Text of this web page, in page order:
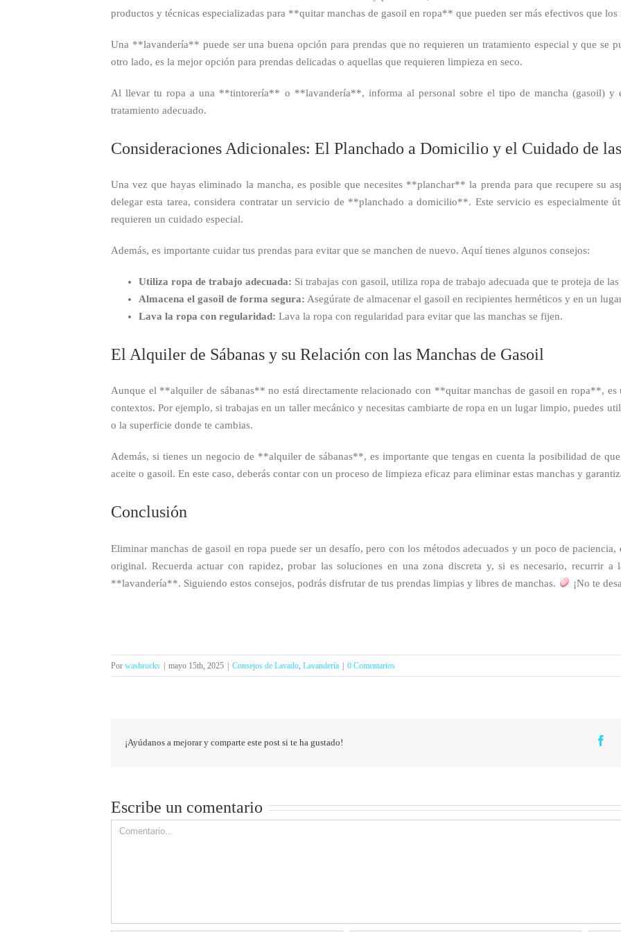
productos y técnicas especializadas para **quitar manchas de gasoil en ropa** que pueden ser más efectivos que los
Una **lavandería** puede ser una buena opción para prendas que no requieren un tratamiento especial y que
otro lado, es la mejor opción para prendas delicadas o aquellas que requieren limpieza en seco.
Al llevar tu ropa a una **tintorería** o **lavandería**, informa al personal sobre el tipo de mancha (gasoil) y
tratamiento adecuado.
Consideraciones Adicionales: El Planchado a Domicilio y el Cuidado de
Una vez que hayas eliminado la mancha, es posible que necesites **planchar** la prenda para que recupere su
delegar esta tarea, considera contratar un servicio de **planchado a domicilio**. Este servicio es especialmente
requieren un cuidado especial.
Además, es importante cuidar tus prendas para evitar que se manchen de nuevo. Aquí tienes algunos consejos:
Utiliza ropa de trabajo adecuada: Si trabajas con gasoil, utiliza ropa de trabajo adecuada que te proteja de las
Almacena el gasoil de forma segura: Asegúrate de almacenar el gasoil en recipientes herméticos y en un
Lava la ropa con regularidad: Lava la ropa con regularidad para evitar que las manchas se fijen.
El Alquiler de Sábanas y su Relación con las Manchas de Gasoil
Aunque el **alquiler de sábanas** no está directamente relacionado con **quitar manchas de gasoil en ropa**, es
contextos. Por ejemplo, si trabajas en un taller mecánico y necesitas cambiarte de ropa en un lugar limpio, puedes
o la superficie donde te cambias.
Además, si tienes un negocio de **alquiler de sábanas**, es importante que tengas en cuenta la posibilidad de
aceite o gasoil. En este caso, deberás contar con un proceso de limpieza eficaz para eliminar estas manchas y
Conclusión
Eliminar manchas de gasoil en ropa puede ser un desafío, pero con los métodos adecuados y un poco de
original. Recuerda actuar con rapidez, probar las soluciones en una zona discreta y, si es necesario, recurrir
**lavandería**. Siguiendo estos consejos, podrás disfrutar de tus prendas limpias y libres de manchas.
¡No te
Por washrocks | mayo 15th, 2025 | Consejos de Lavado Lavandería | 0 Comentarios
¡Ayúdanos a mejorar y comparte este post si te ha gustado!
Escribe un comentario
Comment